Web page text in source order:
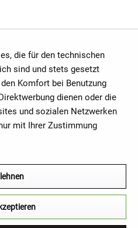
die für den technischen
sind und stets gesetzt
Komfort bei Benutzung
dienen oder die
und sozialen Netzwerken
mit Ihrer Zustimmung